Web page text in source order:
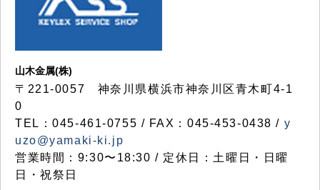
山木金属(株)
〒221-0057 神奈川県横浜市神奈川区青木町4-1
0
TEL：045-461-0755 / FAX：045-453-0438 / y
uzo@yamaki-ki.jp
営業時間：9:30〜18:30 / 定休日：土曜日・日曜
日・祝祭日